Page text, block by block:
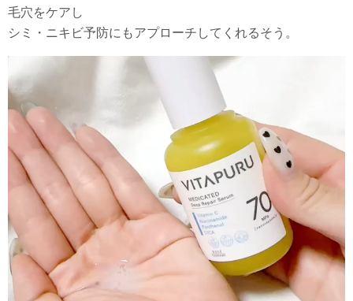
毛穴をケアし
シミ・ニキビ予防にもアプローチしてくれるそう。